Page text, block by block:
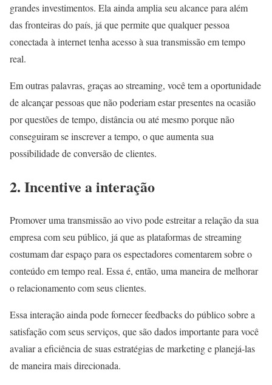
grandes investimentos. Ela ainda amplia seu alcance para além
das fronteiras do país, já que permite que qualquer pessoa
conectada à internet tenha acesso à sua transmissão em tempo
real.
Em outras palavras, graças ao streaming, você tem a oportunidade
de alcançar pessoas que não poderiam estar presentes na ocasião
por questões de tempo, distância ou até mesmo porque não
conseguiram se inscrever a tempo, o que aumenta sua
possibilidade de conversão de clientes.
2. Incentive a interação
Promover uma transmissão ao vivo pode estreitar a relação da sua
empresa com seu público, já que as plataformas de streaming
costumam dar espaço para os espectadores comentarem sobre o
conteúdo em tempo real. Essa é, então, uma maneira de melhorar
o relacionamento com seus clientes.
Essa interação ainda pode fornecer feedbacks do público sobre a
satisfação com seus serviços, que são dados importante para você
avaliar a eficiência de suas estratégias de marketing e planejá-las
de maneira mais direcionada.